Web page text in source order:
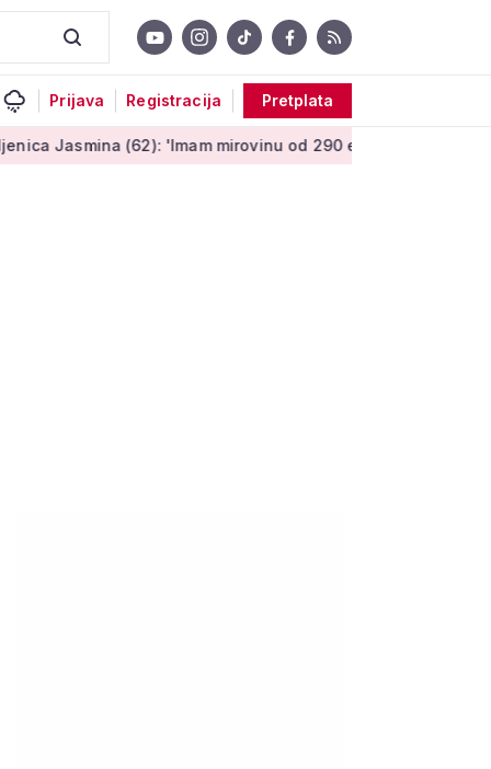
Prijava Registracija Pretplata
(62): 'Imam mirovinu od 290 eura, a dobijem i socijalnu